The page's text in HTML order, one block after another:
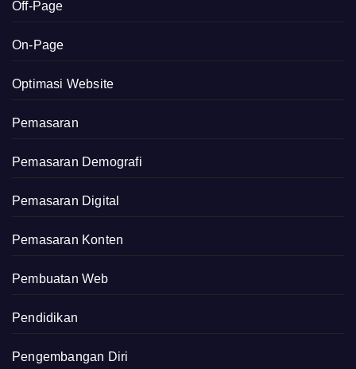
Off-Page
On-Page
Optimasi Website
Pemasaran
Pemasaran Demografi
Pemasaran Digital
Pemasaran Konten
Pembuatan Web
Pendidikan
Pengembangan Diri